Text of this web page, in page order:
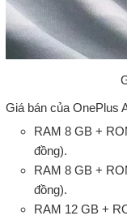
Giá bán của OnePlus
RAM 8 GB +
đồng).
RAM 8 GB +
đồng).
RAM 12 GB +